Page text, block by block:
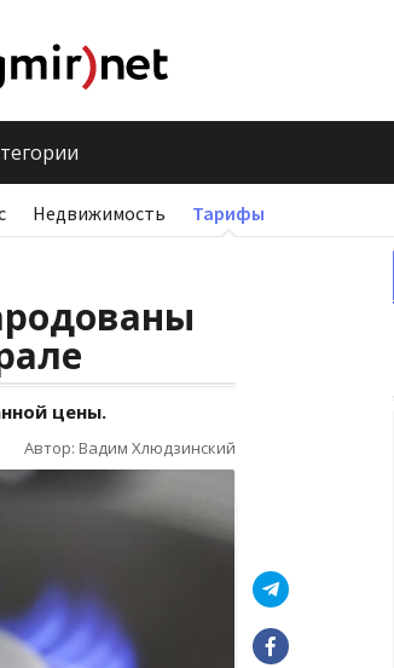
Недвижимость Тарифы
цены.
Автор: Вадим Хлюдзинский